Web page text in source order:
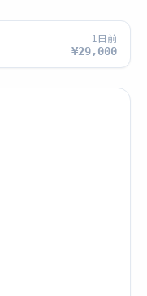
1日前
¥29,000